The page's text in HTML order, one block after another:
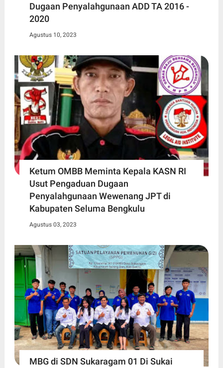
Dugaan Penyalahgunaan ADD TA 2016 -
2020
Agustus 10, 2023
Ketum OMBB Meminta Kepala KASN RI
Usut Pengaduan Dugaan
Penyalahgunaan Wewenang JPT di
Kabupaten Seluma Bengkulu
Agustus 03, 2023
MBG di SDN Sukaragam 01 Di Sukai